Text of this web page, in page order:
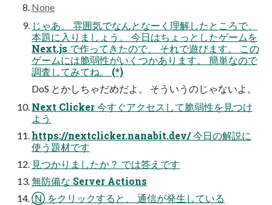
None
じゃあ、 雰囲気でなんとなーく理解したところで、
本題に入りましょう。 今日はちょっとしたゲームを
Next.js で作ってきたので、 それで遊びます。 この
ゲームには脆弱性がいくつかあります。 簡単なので
調査してみてね。 (*)
DoS とかしちゃだめだよ。 そういうのじゃないよ。
Next Clicker 今すぐアクセスして脆弱性を見つけ
よう
https://nextclicker.nanabit.dev/ 今日の解説に
使う題材です
見つかりましたか？ では答えです
無防備な Server Actions
Ⓝ をクリックすると、 通信が発生している